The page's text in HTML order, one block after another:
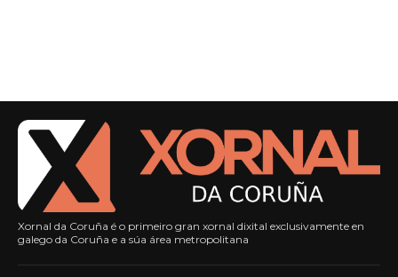
Xornal da Coruña é o primeiro gran xornal dixital exclusivamente en
galego da Coruña e a súa área metropolitana